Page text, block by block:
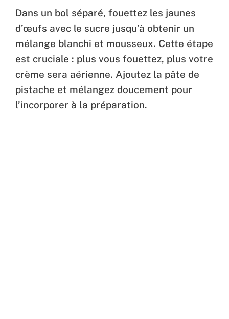
Dans un bol séparé, fouettez les jaunes
d’œufs avec le sucre jusqu’à obtenir un
mélange blanchi et mousseux. Cette étape
est cruciale : plus vous fouettez, plus votre
crème sera aérienne. Ajoutez la pâte de
pistache et mélangez doucement pour
l’incorporer à la préparation.